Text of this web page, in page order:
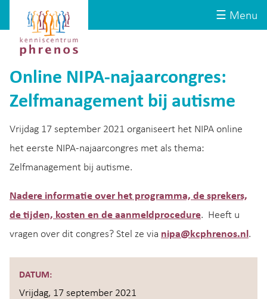
☰ Menu
Kenniscentrum
Phrenos
website
Online NIPA-najaarcongres:
Zelfmanagement bij autisme
Vrijdag 17 september 2021 organiseert het NIPA online
het eerste NIPA-najaarcongres met als thema:
Zelfmanagement bij autisme.
Nadere informatie over het programma, de sprekers,
de tijden, kosten en de aanmeldprocedure. Heeft u
vragen over dit congres? Stel ze via nipa@kcphrenos.nl .
DATUM:
Vrijdag, 17 september 2021